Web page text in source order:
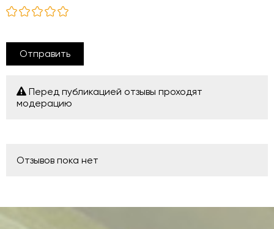
Отправить
Перед публикацией отзывы проходят
модерацию
Отзывов пока нет